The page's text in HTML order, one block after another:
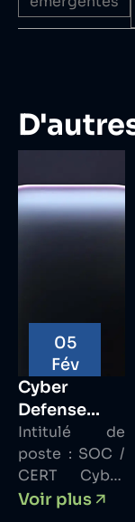
05
Fév
Cyber
Defense
Africa (CDA)
recrute –
SOC/CERT
Analyste
Intitulé de
poste : SOC /
CERT Cyber
Security
Voir plus